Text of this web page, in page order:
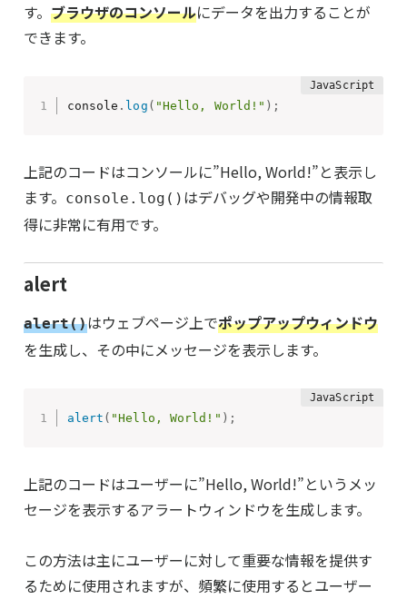
す。 ブラウザのコンソールにデータを出力することが
できます。
console . log ( "Hello, World!" ) ;
上記のコードはコンソールに”Hello, World!”と表示し
ます。 console.log() はデバッグや開発中の情報取
得に非常に有用です。
alert
alert()はウェブページ上でポップアップウィンドウ
を生成し、その中にメッセージを表示します。
alert ( "Hello, World!" ) ;
上記のコードはユーザーに”Hello, World!”というメッ
セージを表示するアラートウィンドウを生成します。
この方法は主にユーザーに対して重要な情報を提供す
るために使用されますが、頻繁に使用するとユーザー